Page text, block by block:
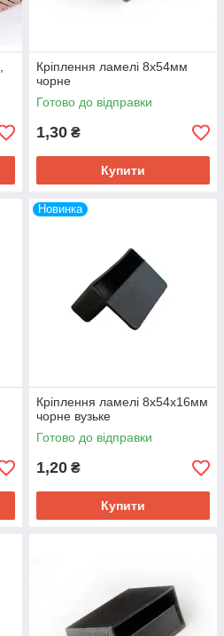
Кріплення ламелі 8х54мм
чорне
Готово до відправки
1,30 ₴
Купити
Новинка
Кріплення ламелі 8х54х16мм
чорне вузьке
Готово до відправки
1,20 ₴
Купити